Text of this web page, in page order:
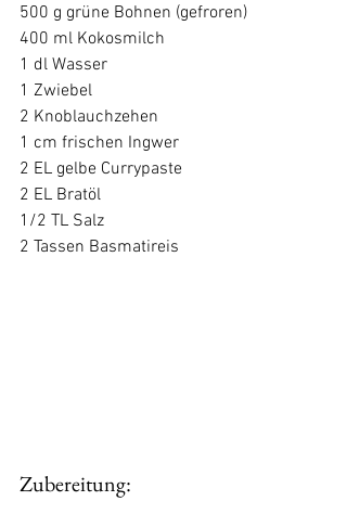
500 g grüne Bohnen (gefroren)
400 ml Kokosmilch
1 dl Wasser
1 Zwiebel
2 Knoblauchzehen
1 cm frischen Ingwer
2 EL gelbe Currypaste
2 EL Bratöl
1/2 TL Salz
2 Tassen Basmatireis
Zubereitung: